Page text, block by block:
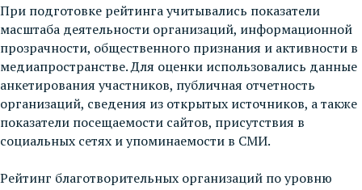
При подготовке рейтинга учитывались показатели
масштаба деятельности организаций, информационной
прозрачности, общественного признания и активности в
медиапространстве. Для оценки использовались данные
анкетирования участников, публичная отчетность
организаций, сведения из открытых источников, а также
показатели посещаемости сайтов, присутствия в
социальных сетях и упоминаемости в СМИ.
Рейтинг благотворительных организаций по уровню